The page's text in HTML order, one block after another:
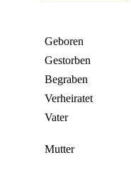
Geboren
Gestorben
Begraben
Verheiratet
Vater
Mutter